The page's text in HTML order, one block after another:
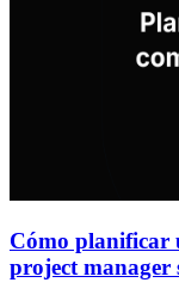
Cómo planificar
project manager